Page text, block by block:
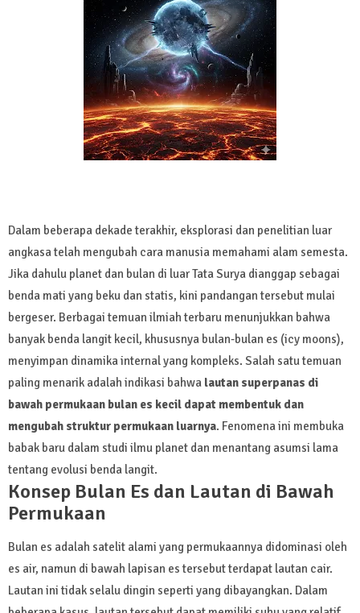
Dalam beberapa dekade terakhir, eksplorasi dan penelitian luar
angkasa telah mengubah cara manusia memahami alam semesta.
Jika dahulu planet dan bulan di luar Tata Surya dianggap sebagai
benda mati yang beku dan statis, kini pandangan tersebut mulai
bergeser. Berbagai temuan ilmiah terbaru menunjukkan bahwa
banyak benda langit kecil, khususnya bulan-bulan es (icy moons),
menyimpan dinamika internal yang kompleks. Salah satu temuan
paling menarik adalah indikasi bahwa lautan superpanas di
bawah permukaan bulan es kecil dapat membentuk dan
mengubah struktur permukaan luarnya. Fenomena ini membuka
babak baru dalam studi ilmu planet dan menantang asumsi lama
tentang evolusi benda langit.
Konsep Bulan Es dan Lautan di Bawah
Permukaan
Bulan es adalah satelit alami yang permukaannya didominasi oleh
es air, namun di bawah lapisan es tersebut terdapat lautan cair.
Lautan ini tidak selalu dingin seperti yang dibayangkan. Dalam